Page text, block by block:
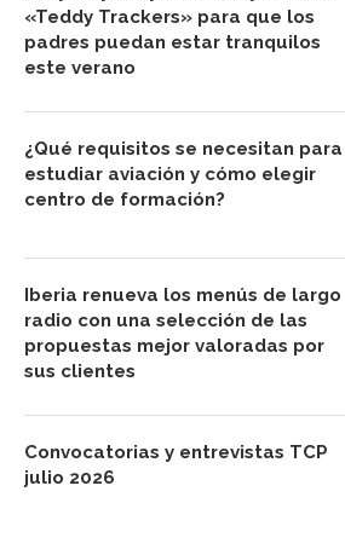
«Teddy Trackers» para que los
padres puedan estar tranquilos
este verano
¿Qué requisitos se necesitan para
estudiar aviación y cómo elegir
centro de formación?
Iberia renueva los menús de largo
radio con una selección de las
propuestas mejor valoradas por
sus clientes
Convocatorias y entrevistas TCP
julio 2026